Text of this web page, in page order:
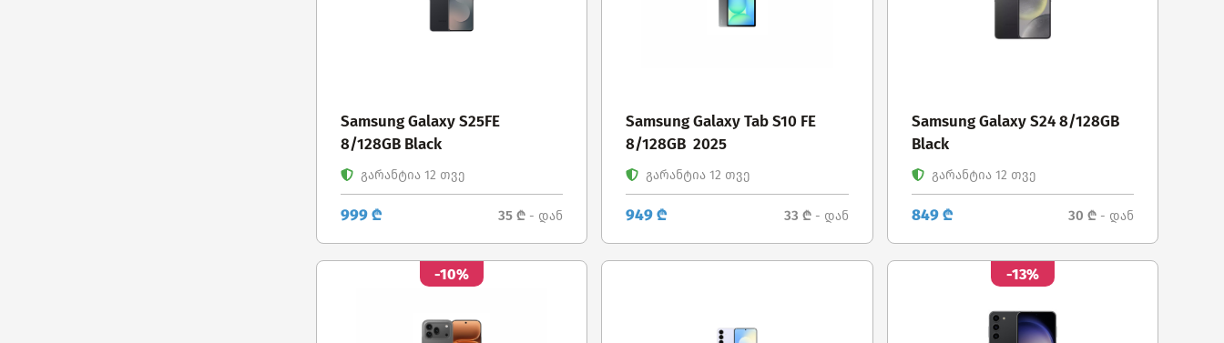
Samsung Galaxy S25FE
8/128GB Black
გარანტია 12 თვე
999 ₾ 35 ₾ - დან
Samsung Galaxy Tab S10 FE
8/128GB 2025
გარანტია 12 თვე
949 ₾ 33 ₾- დან
Samsung Galaxy S24 8/128GB
Black
გარანტია 12 თვე
849 ₾ 30 ₾- დან
-10% -13%